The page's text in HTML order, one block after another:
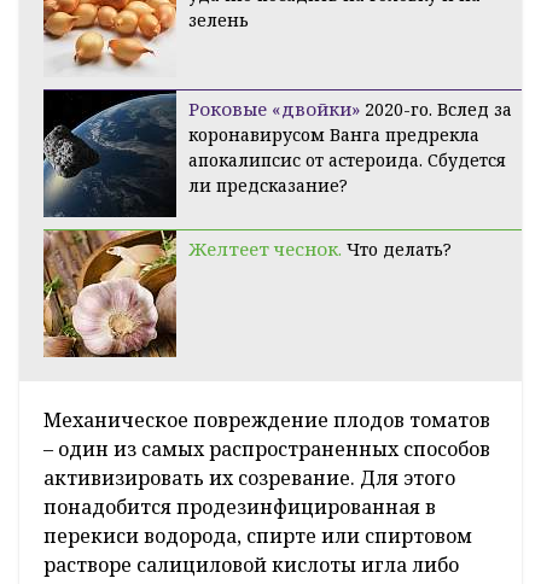
зелень
Роковые «двойки» 2020-го. Вслед за
коронавирусом Ванга предрекла
апокалипсис от астероида. Сбудется
ли предсказание?
Желтеет чеснок. Что делать?
Механическое повреждение плодов томатов
– один из самых распространенных способов
активизировать их созревание. Для этого
понадобится продезинфицированная в
перекиси водорода, спирте или спиртовом
растворе салициловой кислоты игла либо